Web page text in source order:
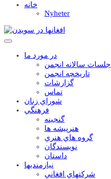
خانه
Nyheter
در مورد ما
جلسات سالانه انجمن
تاریخچه انجمن
گزارشات
تماس
شوراي زنان
فرهنگي
گنجينه
هنرپيشه ها
گروه هاي هنري
نويسندگان
داستان
نيازمنديها
شرکتهاي افغاني